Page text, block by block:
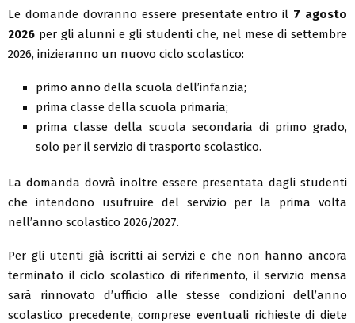
Le domande dovranno essere presentate entro il 7 agosto
2026 per gli alunni e gli studenti che, nel mese di settembre
2026, inizieranno un nuovo ciclo scolastico:
primo anno della scuola dell’infanzia;
prima classe della scuola primaria;
prima classe della scuola secondaria di primo grado,
solo per il servizio di trasporto scolastico.
La domanda dovrà inoltre essere presentata dagli studenti
che intendono usufruire del servizio per la prima volta
nell’anno scolastico 2026/2027.
Per gli utenti già iscritti ai servizi e che non hanno ancora
terminato il ciclo scolastico di riferimento, il servizio mensa
sarà rinnovato d’ufficio alle stesse condizioni dell’anno
scolastico precedente, comprese eventuali richieste di diete